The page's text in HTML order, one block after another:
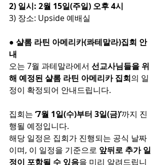
2) 일시: 2월 15일(주일) 오후 4시
3) 장소: Upside 예배실
● 샬롬 라틴 아메리카(콰테말라)집회 안
내
오는 7월 과테말라에서 선교사님들을 위
해 예정된 샬롬 라틴 아메리카 집회의 일
정이 확정되어 안내드립니다.
집회는 ‘7월 1일(수)부터 3일(금)’까지 진
행될 예정입니다.
해당 일정은 집회가 진행되는 공식 날짜
이며, 이 일정을 기준으로 앞뒤로 추가 일
정이 포함될 수 있음을 미리 알려드립니